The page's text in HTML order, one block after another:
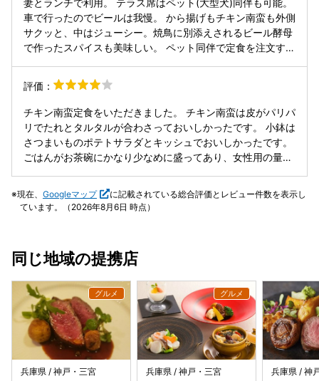
内は割に静かなんですが空気読めよってね。大きい声で話し
たけりゃそんなお店に行って欲しいよね。しかしホンマに酷
かった😫 もう少しゆっくりしたかったけど早い目に退散💨
店側はお客さんは選べんから大変よね。お店自体は悪くない
ですよ！ 今回も大変美味しく頂きました！ご馳走様でした
☆
車で行ったのでビールは我慢。 から揚げもチキン南蛮も外側
サクッと、中はジューシー。焼鳥に別添えされるビール酵母
で作ったスパイスも美味しい。 ペット同伴で定食を注文する
評価：
チキン南蛮定食をいただきました。 チキン南蛮は皮がパリパ
リでたれとタルタルが合わさっておいしかったです。 小鉢は
さつまいものポテトサラダとキッシュでおいしかったです。
ごはんがお茶碗にかなり少なめに盛ってあり、女性用の量で
す。夫はプラス料金でおかわりしてました。 まだ肌寒い季節
の夜でしたが入り口の扉が開けっ放しにしてあり、1番入り
現在、 Googleマップ
に記載されている総合評価とレビュー件数を表示し
ています。（2026年8月6日 時点）
同じ地域の提携店
兵庫県 / 神戸・三宮 兵庫県 / 神戸・三宮 兵庫県 / 神